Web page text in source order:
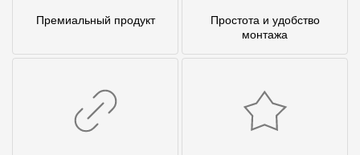
Премиальный продукт
Простота и удобство
монтажа